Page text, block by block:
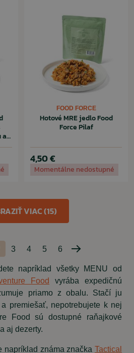
a
FOOD FORCE
Hotové MRE jedlo Food
Force Pilaf
4,50 €
Momentálne nedostupné
3 4 5 6
Nasledujúca
strana
VIAC (15)
napríklad všetky MENU od
Food
vyrába expedičnú
priamo z obalu. Stačí ju
premiešať, nepotrebujete k nej
Food sú dostupné raňajkové
aj dezerty.
napríklad známa značka Tactical